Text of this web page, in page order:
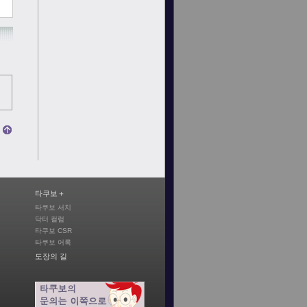
타쿠보＋
타쿠보 서치
닥터 컬럼
타쿠보 CSR
타쿠보 어록
도장의 길